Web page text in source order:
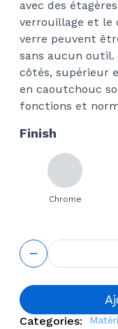
avec des
verrouillage et le
verre peuvent
sans aucun outil.
côtés, supérieur
en caoutchouc
fonctions et
Finish
Chrome
quantité
de
Mini Glass
Support
Categories: